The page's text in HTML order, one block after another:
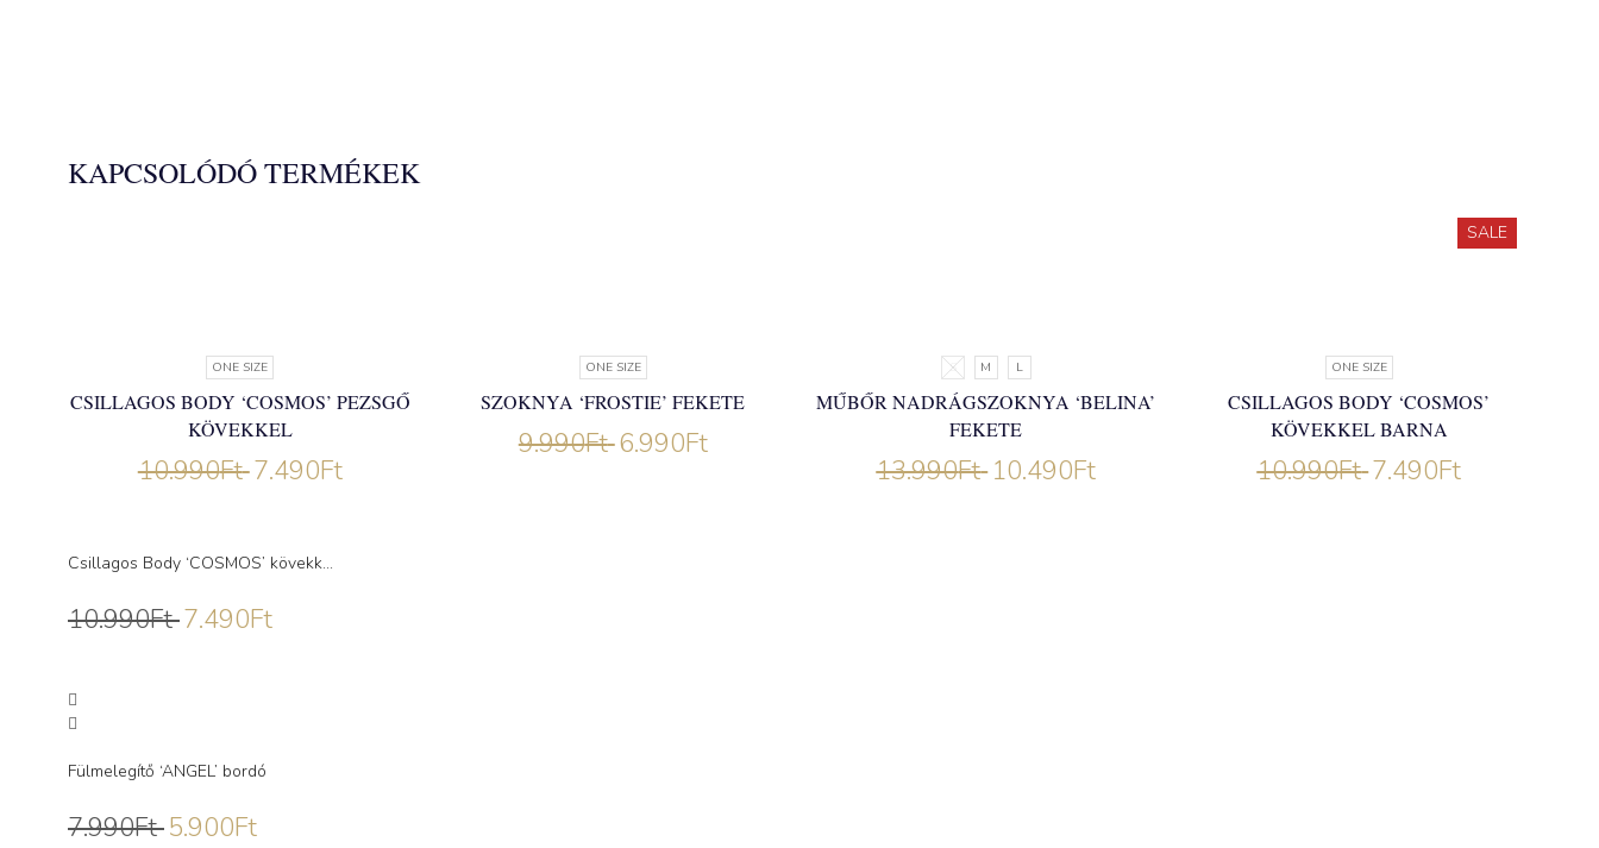
KAPCSOLÓDÓ TERMÉKEK
SALE
ONE SIZE
CSILLAGOS BODY ‘COSMOS’ PEZSGŐ
KÖVEKKEL
10.990Ft 7.490Ft
ONE SIZE
SZOKNYA ‘FROSTIE’ FEKETE
9.990Ft 6.990Ft
S M L
MŰBŐR NADRÁGSZOKNYA ‘BELINA’
FEKETE
13.990Ft 10.490Ft
ONE SIZE
CSILLAGOS BODY ‘COSMOS’
KÖVEKKEL BARNA
10.990Ft 7.490Ft
Csillagos Body ‘COSMOS’ kövekk...
10.990Ft 7.490Ft
Fülmelegítő ‘ANGEL’ bordó
7.990Ft 5.900Ft